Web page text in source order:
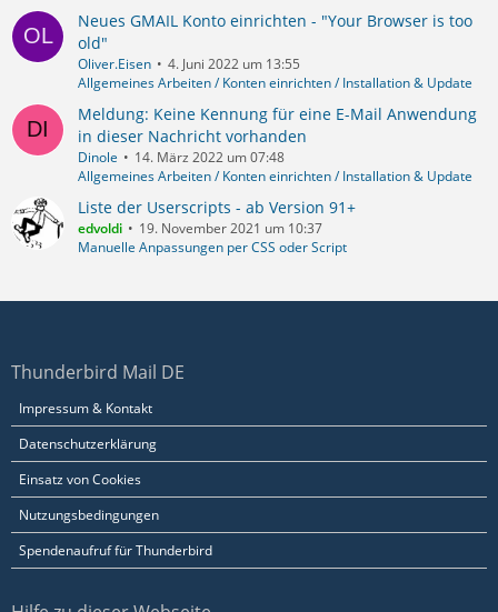
Neues GMAIL Konto einrichten - "Your Browser is too
old"
Oliver.Eisen
4. Juni 2022 um 13:55
Allgemeines Arbeiten / Konten einrichten / Installation & Update
Meldung: Keine Kennung für eine E-Mail Anwendung
in dieser Nachricht vorhanden
Dinole
14. März 2022 um 07:48
Allgemeines Arbeiten / Konten einrichten / Installation & Update
Liste der Userscripts - ab Version 91+
edvoldi
19. November 2021 um 10:37
Manuelle Anpassungen per CSS oder Script
Thunderbird Mail DE
Impressum & Kontakt
Datenschutzerklärung
Einsatz von Cookies
Nutzungsbedingungen
Spendenaufruf für Thunderbird